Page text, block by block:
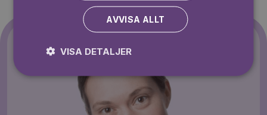
AVVISA ALLT
VISA DETALJER